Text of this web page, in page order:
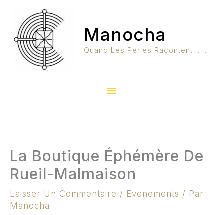
Contenu
Manocha
Quand Les Perles Racontent …….
Principal
La Boutique Éphémère De
Rueil-Malmaison
Laisser Un Commentaire / Evenements / Par
Manocha